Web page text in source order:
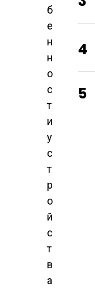
б
е
н
н
о
с
т
и
у
с
т
р
о
й
с
т
в
а